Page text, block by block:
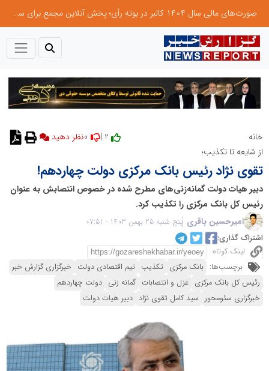
صورت‌های مالی سال ۱۴۰۴ کالبر در بوته رأی؛ پخش آنلاین مجمع برای سهامداران در سراسر کشور
خانه
از شایعه تا تکذیب؛
تقوی نژاد رئیس بانک مرکزی دولت چهاردهم!
دبیر هیات دولت گمانه‌زنی‌های مطرح شده در خصوص انتصابش به عنوان
رئیس کل بانک مرکزی را تکذیب کرد.
امیرحسین باقری پنج شنبه 25 بهمن 1403 - 07:51
اشتراک گذاری:
لینک کوتاه
برچسب‌ها: بانک مرکزی تکذیب تیم اقتصادی دولت خبرگزاری گزارش خبر
رئیس کل بانک مرکزی عزل و انتصابات گمانه زنی دولت چهاردهم
خبرگزاری سئومحور سید کامل تقوی نژاد دبیر هیات دولت